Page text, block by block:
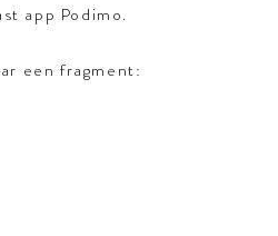
app Podimo.
een fragment: